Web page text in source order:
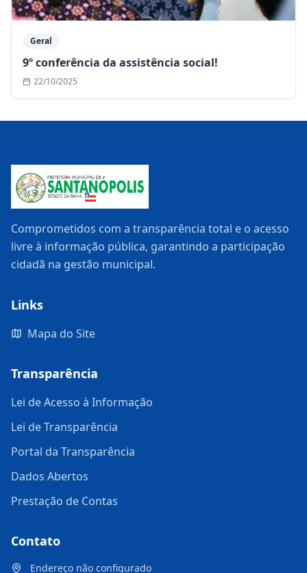
Geral
9º conferência da assistência social!
22/10/2025
Comprometidos com a transparência total e o acesso
livre à informação pública, garantindo a participação
cidadã na gestão municipal.
Links
Mapa do Site
Transparência
Lei de Acesso à Informação
Lei de Transparência
Portal da Transparência
Dados Abertos
Prestação de Contas
Contato
Endereço não configurado